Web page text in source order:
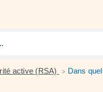
active (RSA) > Dans